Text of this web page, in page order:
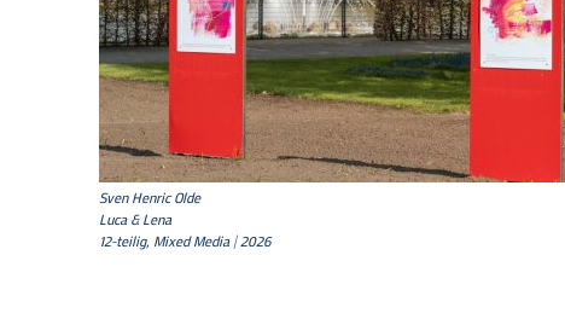
Sven Henric Olde
Luca & Lena
12-teilig, Mixed Media | 2026